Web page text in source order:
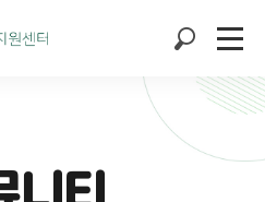
니티